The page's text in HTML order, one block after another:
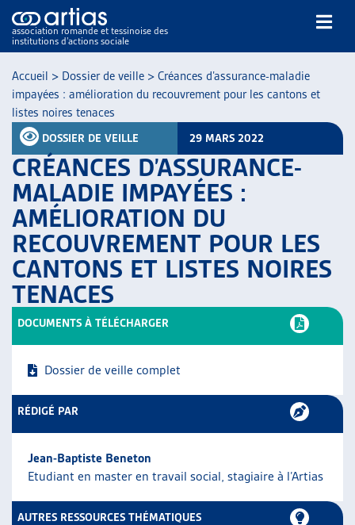
association romande et tessinoise des
institutions d’actions sociale
NOS PUBLICATIONS
ARTICLES
DOSSIERS DU MOIS
VEILLE
RESSOURCES
THÉMATIQUES
GUIDE SOCIAL ROMAND
AUTRES
ARTIAS
PROJETS ET ACTIVITÉS
Accueil > Dossier de veille > Créances d’assurance-maladie
impayées : amélioration du recouvrement pour les cantons et
listes noires tenaces
DOSSIER DE VEILLE 29 MARS 2022
CRÉANCES D’ASSURANCE-
MALADIE IMPAYÉES :
AMÉLIORATION DU
RECOUVREMENT POUR LES
CANTONS ET LISTES NOIRES
TENACES
DOCUMENTS À TÉLÉCHARGER
Dossier de veille complet
RÉDIGÉ PAR
Jean-Baptiste Beneton
Etudiant en master en travail social, stagiaire à l’Artias
AUTRES RESSOURCES THÉMATIQUES